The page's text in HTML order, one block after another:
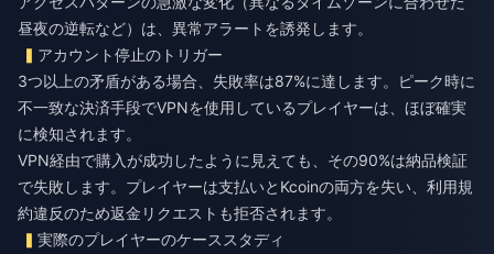
昼夜の逆転など）は、異常アラートを誘発します。
アカウント停止のトリガー
3つ以上の矛盾がある場合、失敗率は87%に達します。ピーク時に
不一致な決済手段でVPNを使用しているプレイヤーは、ほぼ確実
に検知されます。
VPN経由で購入が成功したように見えても、その90%は納品検証
で失敗します。プレイヤーは支払いとKcoinの両方を失い、利用規
約違反のため返金リクエストも拒否されます。
実際のプレイヤーのケーススタディ